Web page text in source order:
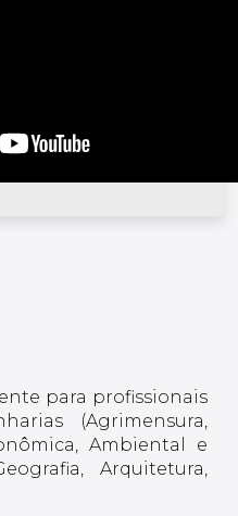
para profissionais
(Agrimensura,
Ambiental e
Arquitetura,